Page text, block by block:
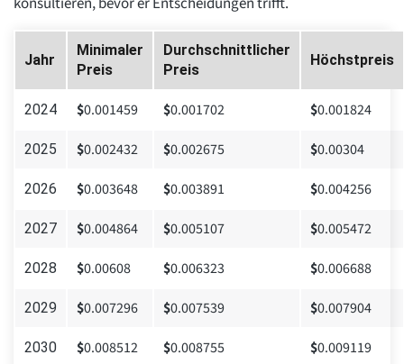
Jahr
Minimaler
Preis
Durchschnittlicher
Preis
Höchstpreis
2024 $0.001459 $0.001702 $0.001824
2025 $0.002432 $0.002675 $0.00304
2026 $0.003648 $0.003891 $0.004256
2027 $0.004864 $0.005107 $0.005472
2028 $0.00608 $0.006323 $0.006688
2029 $0.007296 $0.007539 $0.007904
2030 $0.008512 $0.008755 $0.009119